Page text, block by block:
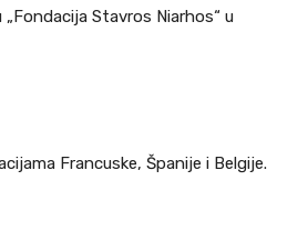
Stavros Niarhos“ u
Francuske, Španije i Belgije.